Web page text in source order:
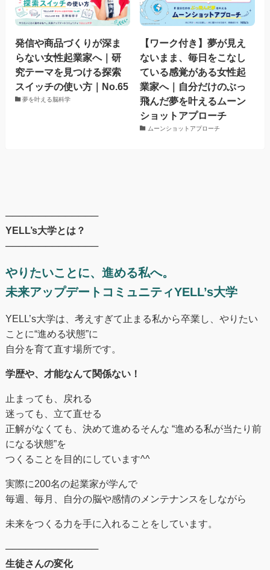
発信や商品づくりが深ま
らない女性起業家へ｜研
究テーマを見つける探索
スイッチの使い方｜No.65
夢を叶える脳科学
【ワーク付き】夢が見え
ないまま、毎日をこなし
ている感覚がある女性起
業家へ｜自分だけのぶっ
飛んだ夢を叶えるムーン
ショットアプローチ
ムーンショットアプローチ
──────────────
YELL’s大学とは？
──────────────
やりたいことに、進める私へ。
未来アップデートコミュニティYELL’s大学
YELL’s大学は、考えすぎて止まる私から卒業し、やりたい
ことに“進める状態”に
自分を育て直す場所です。
学歴や、才能なんて関係ない！
止まっても、戻れる
迷っても、立て直せる
正解がなくても、決めて進めるそんな “進める私が当たり前
になる状態”を
つくることを目的にしています^^
実際に200名の起業家が学んで
毎週、毎月、自分の脳や感情のメンテナンスをしながら
未来をつくる⼒を手に入れることをしています。
──────────────
生徒さんの変化